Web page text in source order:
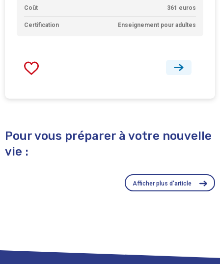
Coût 361 euros
Certification Enseignement pour adultes
Pour vous préparer à votre nouvelle
vie :
Afficher plus d'article